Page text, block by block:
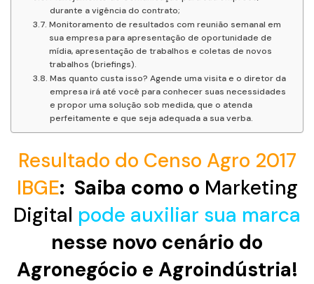
durante a vigência do contrato;
Monitoramento de resultados com reunião semanal em
sua empresa para apresentação de oportunidade de
mídia, apresentação de trabalhos e coletas de novos
trabalhos (briefings).
Mas quanto custa isso? Agende uma visita e o diretor da
empresa irá até você para conhecer suas necessidades
e propor uma solução sob medida, que o atenda
perfeitamente e que seja adequada a sua verba.
Resultado do Censo Agro 2017
IBGE: Saiba como o Marketing
Digital pode auxiliar sua marca
nesse novo cenário do
Agronegócio e Agroindústria!